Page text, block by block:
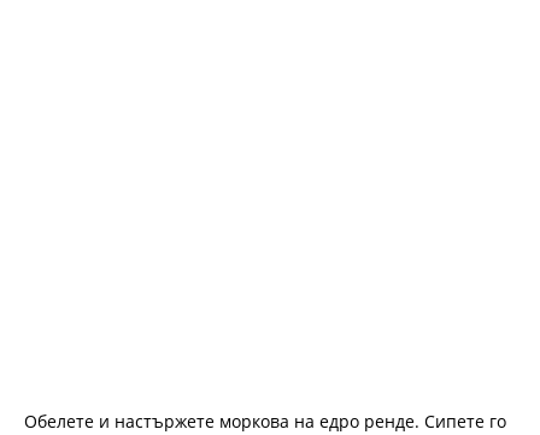
Обелете и настържете моркова на едро ренде. Сипете го